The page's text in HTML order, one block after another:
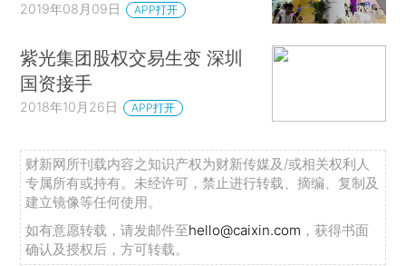
2019年08月09日 APP打开
紫光集团股权交易生变 深圳
国资接手
2018年10月26日 APP打开
财新网所刊载内容之知识产权为财新传媒及/或相关权利人
专属所有或持有。未经许可，禁止进行转载、摘编、复制及
建立镜像等任何使用。
如有意愿转载，请发邮件至hello@caixin.com ，获得书面
确认及授权后，方可转载。